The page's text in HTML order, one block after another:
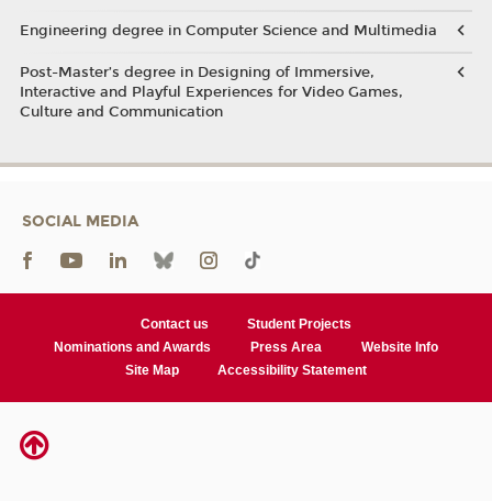
Engineering degree in Computer Science and Multimedia
Post-Master’s degree in Designing of Immersive,
Interactive and Playful Experiences for Video Games,
Culture and Communication
SOCIAL MEDIA
Contact us
Student Projects
Nominations and Awards
Press Area
Website Info
Site Map
Accessibility Statement